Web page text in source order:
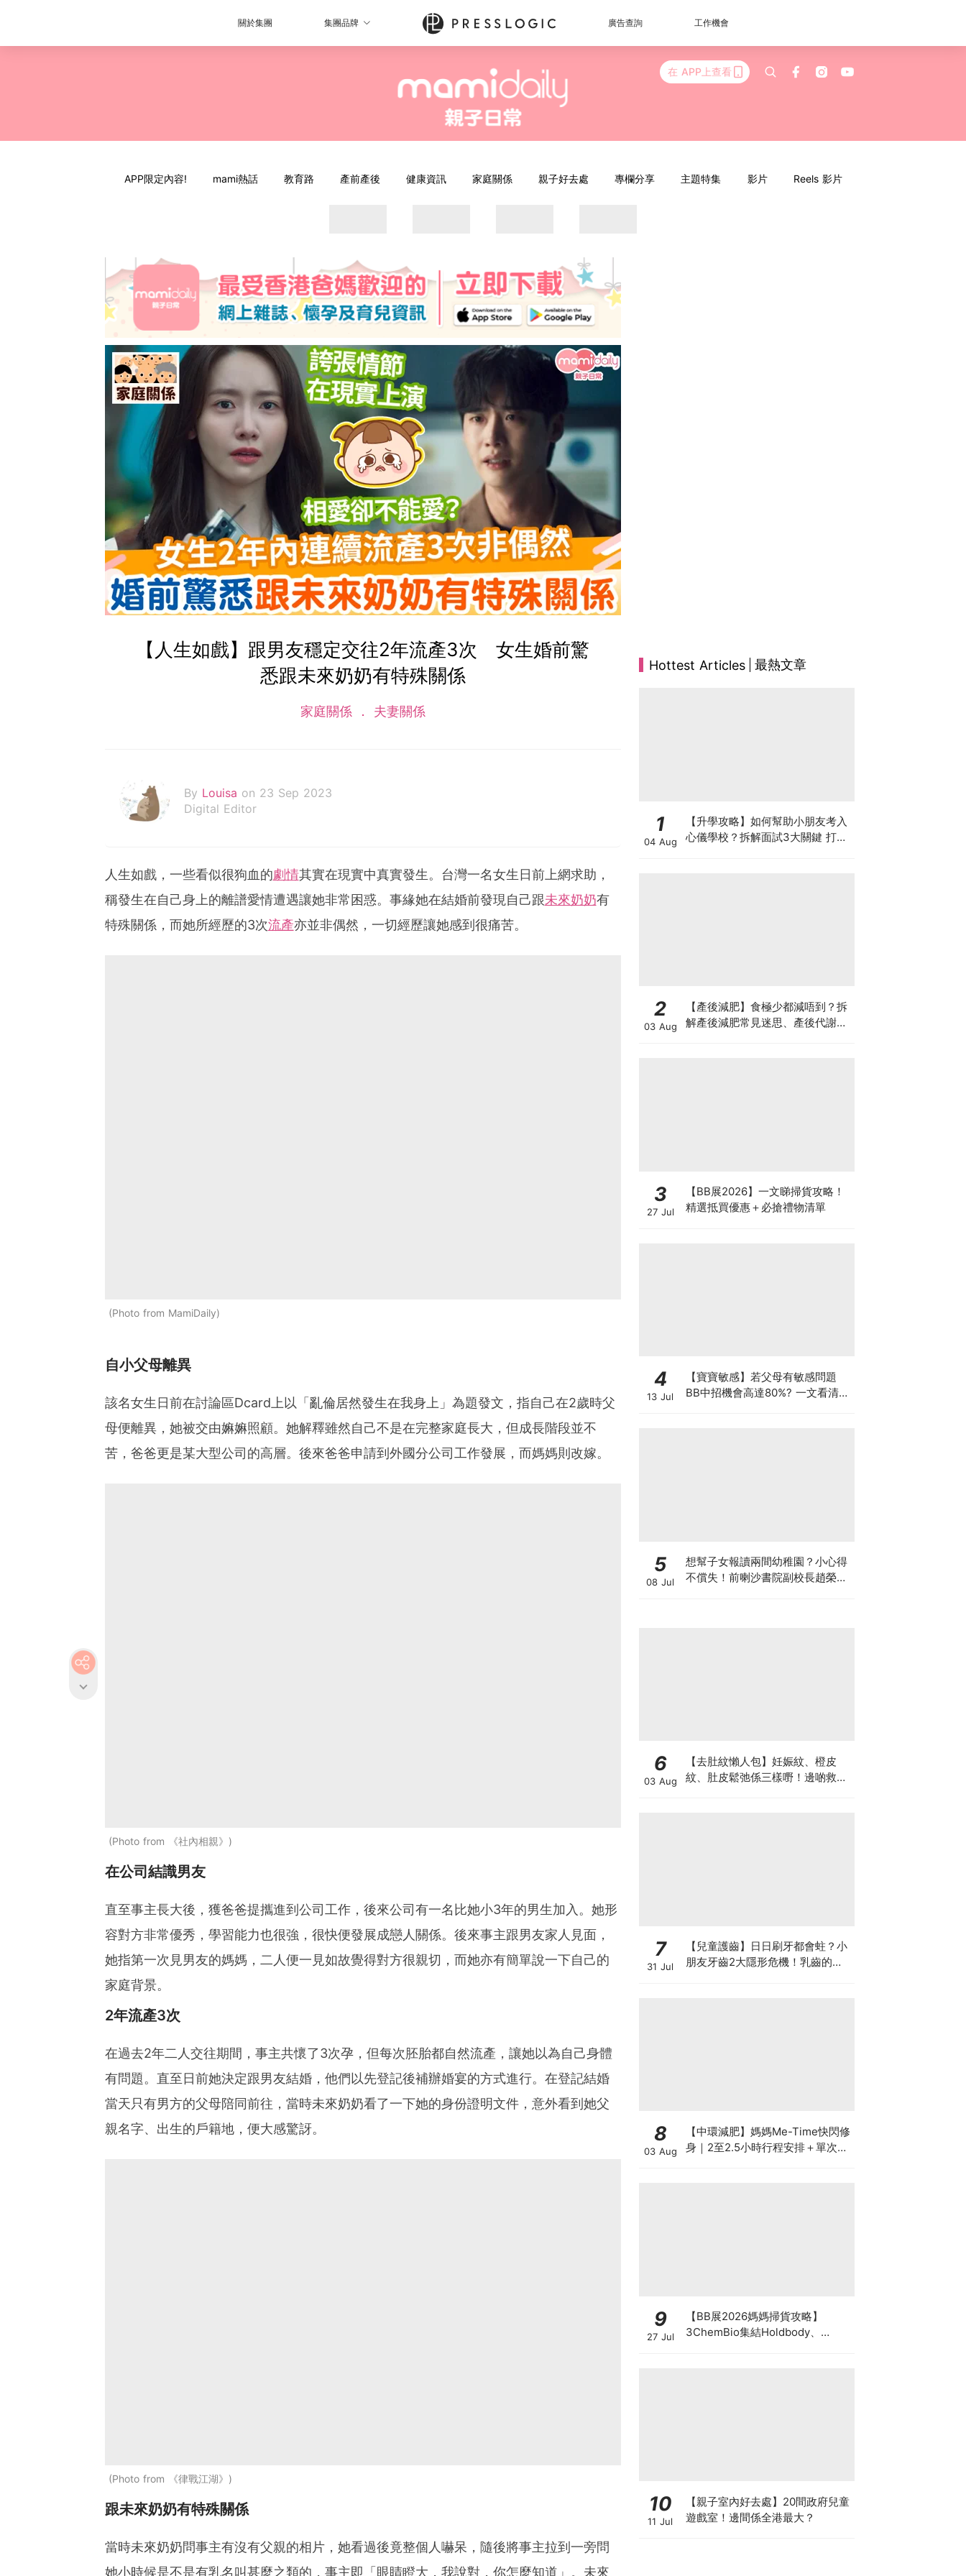
關於集團 集團品牌 廣告查詢 工作機會
在 APP上查看
APP限定內容! mami熱話 教育路 產前產後 健康資訊 家庭關係 親子好去處 專欄分享 主題特集 影片 Reels 影片
【人生如戲】跟男友穩定交往2年流產3次 女生婚前驚
悉跟未來奶奶有特殊關係
家庭關係 夫妻關係
By Louisa on 23 Sep 2023
Digital Editor
人生如戲，一些看似很狗血的劇情其實在現實中真實發生。台灣一名女生日前上網求助，
稱發生在自己身上的離譜愛情遭遇讓她非常困惑。事緣她在結婚前發現自己跟未來奶奶有
特殊關係，而她所經歷的3次流產亦並非偶然，一切經歷讓她感到很痛苦。
Photo from MamiDaily
自小父母離異
該名女生日前在討論區Dcard上以「亂倫居然發生在我身上」為題發文，指自己在2歲時父
母便離異，她被交由嫲嫲照顧。她解釋雖然自己不是在完整家庭長大，但成長階段並不
苦，爸爸更是某大型公司的高層。後來爸爸申請到外國分公司工作發展，而媽媽則改嫁。
Photo from 《社內相親》
在公司結識男友
直至事主長大後，獲爸爸提攜進到公司工作，後來公司有一名比她小3年的男生加入。她形
容對方非常優秀，學習能力也很強，很快便發展成戀人關係。後來事主跟男友家人見面，
她指第一次見男友的媽媽，二人便一見如故覺得對方很親切，而她亦有簡單說一下自己的
家庭背景。
2年流產3次
在過去2年二人交往期間，事主共懷了3次孕，但每次胚胎都自然流產，讓她以為自己身體
有問題。直至日前她決定跟男友結婚，他們以先登記後補辦婚宴的方式進行。在登記結婚
當天只有男方的父母陪同前往，當時未來奶奶看了一下她的身份證明文件，意外看到她父
親名字、出生的戶籍地，便大感驚訝。
Photo from 《律戰江湖》
跟未來奶奶有特殊關係
當時未來奶奶問事主有沒有父親的相片，她看過後竟整個人嚇呆，隨後將事主拉到一旁問
她小時候是不是有乳名叫甚麼之類的，事主即「眼睛瞪大，我說對，你怎麼知道」。未來
Hottest Articles 最熱文章
1
04 Aug
【升學攻略】如何幫助小朋友考入
心儀學校？拆解面試3大關鍵 打好
2
03 Aug
【產後減肥】食極少都減唔到？拆
解產後減肥常見迷思、產後代謝、
3
27 Jul
【BB展2026】一文睇掃貨攻略！
精選抵買優惠＋必搶禮物清單
4
13 Jul
【寶寶敏感】若父母有敏感問題
BB中招機會高達80%? 一文看清預
5
08 Jul
想幫子女報讀兩間幼稚園？小心得
不償失！前喇沙書院副校長趙榮
6
03 Aug
【去肚紋懶人包】妊娠紋、橙皮
紋、肚皮鬆弛係三樣嘢！邊啲救得
7
31 Jul
【兒童護齒】日日刷牙都會蛀？小
朋友牙齒2大隱形危機！乳齒的琺
8
03 Aug
【中環減肥】媽媽Me-Time快閃修
身｜2至2.5小時行程安排＋單次收
9
27 Jul
【BB展2026媽媽掃貨攻略】
3ChemBio集結Holdbody、
10
11 Jul
【親子室內好去處】20間政府兒童
遊戲室！邊間係全港最大？